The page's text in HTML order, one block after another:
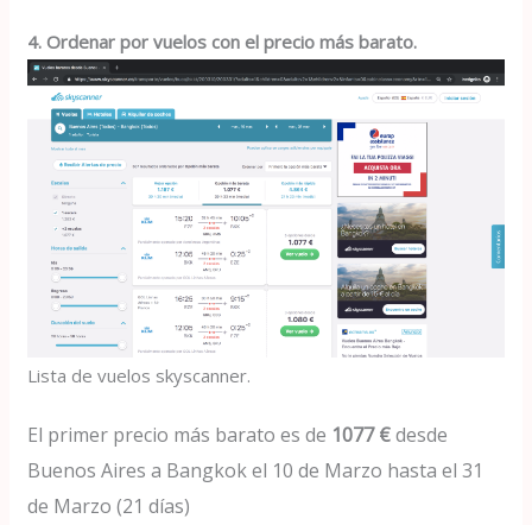
4. Ordenar por vuelos con el precio más barato.
Lista de vuelos skyscanner.
El primer precio más barato es de 1077 €desde
Buenos Aires a Bangkok el 10 de Marzo hasta el 31
de Marzo (21 días)